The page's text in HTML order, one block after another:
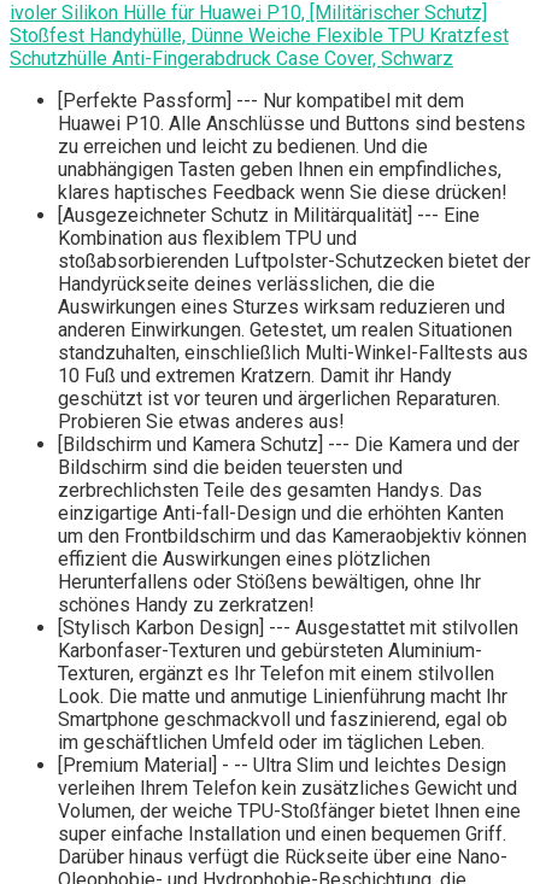
ivoler Silikon Hülle für Huawei P10, [Militärischer Schutz]
Stoßfest Handyhülle, Dünne Weiche Flexible TPU Kratzfest
Schutzhülle Anti-Fingerabdruck Case Cover, Schwarz
[Perfekte Passform] --- Nur kompatibel mit dem
Huawei P10. Alle Anschlüsse und Buttons sind bestens
zu erreichen und leicht zu bedienen. Und die
unabhängigen Tasten geben Ihnen ein empfindliches,
klares haptisches Feedback wenn Sie diese drücken!
[Ausgezeichneter Schutz in Militärqualität] --- Eine
Kombination aus flexiblem TPU und
stoßabsorbierenden Luftpolster-Schutzecken bietet der
Handyrückseite deines verlässlichen, die die
Auswirkungen eines Sturzes wirksam reduzieren und
anderen Einwirkungen. Getestet, um realen Situationen
standzuhalten, einschließlich Multi-Winkel-Falltests aus
10 Fuß und extremen Kratzern. Damit ihr Handy
geschützt ist vor teuren und ärgerlichen Reparaturen.
Probieren Sie etwas anderes aus!
[Bildschirm und Kamera Schutz] --- Die Kamera und der
Bildschirm sind die beiden teuersten und
zerbrechlichsten Teile des gesamten Handys. Das
einzigartige Anti-fall-Design und die erhöhten Kanten
um den Frontbildschirm und das Kameraobjektiv können
effizient die Auswirkungen eines plötzlichen
Herunterfallens oder Stößens bewältigen, ohne Ihr
schönes Handy zu zerkratzen!
[Stylisch Karbon Design] --- Ausgestattet mit stilvollen
Karbonfaser-Texturen und gebürsteten Aluminium-
Texturen, ergänzt es Ihr Telefon mit einem stilvollen
Look. Die matte und anmutige Linienführung macht Ihr
Smartphone geschmackvoll und faszinierend, egal ob
im geschäftlichen Umfeld oder im täglichen Leben.
[Premium Material] - -- Ultra Slim und leichtes Design
verleihen Ihrem Telefon kein zusätzliches Gewicht und
Volumen, der weiche TPU-Stoßfänger bietet Ihnen eine
super einfache Installation und einen bequemen Griff.
Darüber hinaus verfügt die Rückseite über eine Nano-